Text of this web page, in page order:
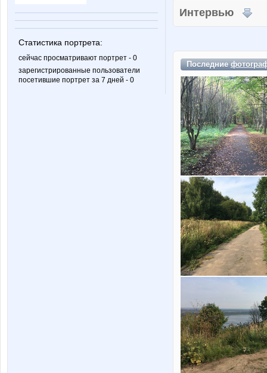
Статистика портрета:
сейчас просматривают портрет - 0
зарегистрированные пользователи
посетившие портрет за 7 дней - 0
Интервью
Последние